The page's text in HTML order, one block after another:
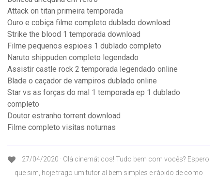
Attack on titan primeira temporada
Ouro e cobiça filme completo dublado download
Strike the blood 1 temporada download
Filme pequenos espioes 1 dublado completo
Naruto shippuden completo legendado
Assistir castle rock 2 temporada legendado online
Blade o caçador de vampiros dublado online
Star vs as forças do mal 1 temporada ep 1 dublado
completo
Doutor estranho torrent download
Filme completo visitas noturnas
27/04/2020 · Olá cinemáticos! Tudo bem com vocês? Espero
que sim, hoje trago um tutorial bem simples e rápido de como